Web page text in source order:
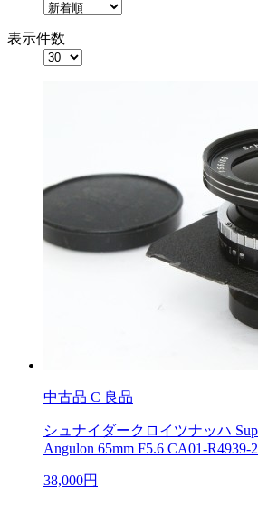
表示件数
中古品 C 良品
シュナイダークロイツナッハ
Angulon 65mm F5.6 CA01-R4939-
38,000円